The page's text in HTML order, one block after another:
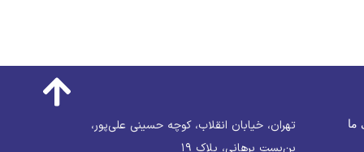
ما
تهران، خیابان انقلاب، کوچه حسینی علی‌پور،
بن‌بست برهانی، پلاک ۱۹